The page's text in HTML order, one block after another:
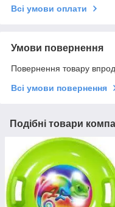
Всі умови оплати
Умови повернення
Повернення товару
Всі умови повернення
Подібні товари